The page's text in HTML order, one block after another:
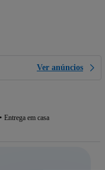
Ver anúncios
Entrega em casa